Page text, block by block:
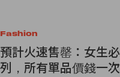
Fashion
預計火速售罄：女生
列，所有單品價錢一